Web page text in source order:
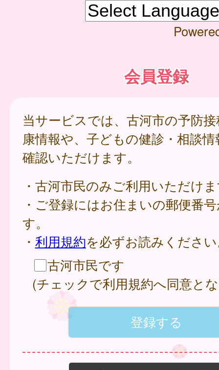
会員登録
当サービスでは、古河市の予防
康情報や、子どもの健診・相談
確認いただけます。
・古河市民のみご利用いただけ
・ご登録にはお住まいの郵便番
す。
・ 利用規約を必ずお読みくださ
古河市民です
(チェックで利用規約へ同意と